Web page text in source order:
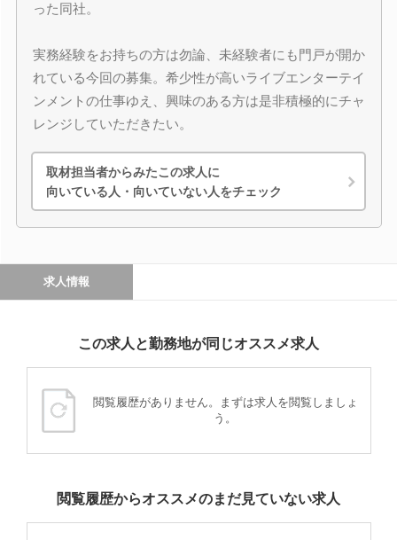
った同社。
実務経験をお持ちの方は勿論、未経験者にも門戸が開か
れている今回の募集。希少性が高いライブエンターテイ
ンメントの仕事ゆえ、興味のある方は是非積極的にチャ
レンジしていただきたい。
取材担当者からみたこの求人に
向いている人・向いていない人をチェック
求人情報
この求人と勤務地が同じオススメ求人
閲覧履歴がありません。まずは求人を閲覧しましょ
う。
閲覧履歴からオススメのまだ見ていない求人